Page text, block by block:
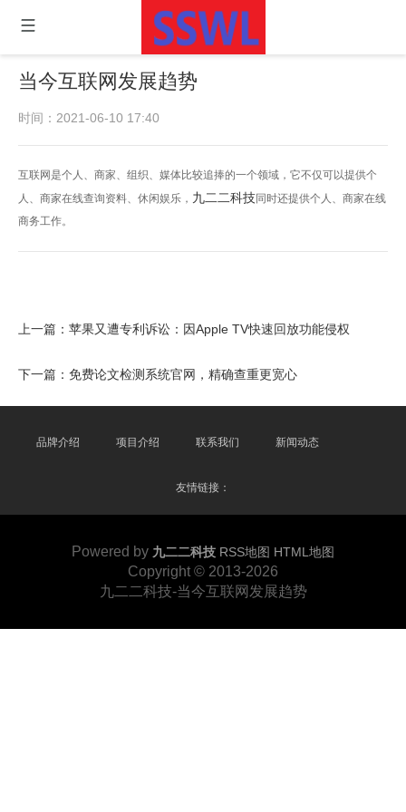
当今互联网发展趋势
时间：2021-06-10 17:40
互联网是个人、商家、组织、媒体比较追捧的一个领域，它不仅可以提供个
人、商家在线查询资料、休闲娱乐， 九二二科技同时还提供个人、商家在线
商务工作。
上一篇： 苹果又遭专利诉讼：因Apple TV快速回放功能侵权
下一篇： 免费论文检测系统官网，精确查重更宽心
品牌介绍 项目介绍 联系我们 新闻动态
友情链接：
Powered by 九二二科技 RSS地图 HTML地图
Copyright © 2013-2026
九二二科技-当今互联网发展趋势